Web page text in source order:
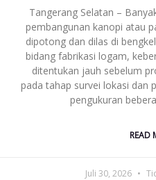
Tangerang Selatan –
pembangunan kanopi atau
dipotong dan dilas di
bidang fabrikasi logam,
ditentukan jauh sebelum
pada tahap survei lokasi dan
pengukuran
READ
Juli 30, 2026